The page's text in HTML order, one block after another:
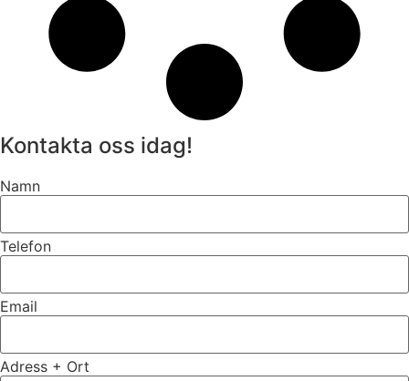
Kontakta oss idag!
Namn
Telefon
Email
Adress + Ort